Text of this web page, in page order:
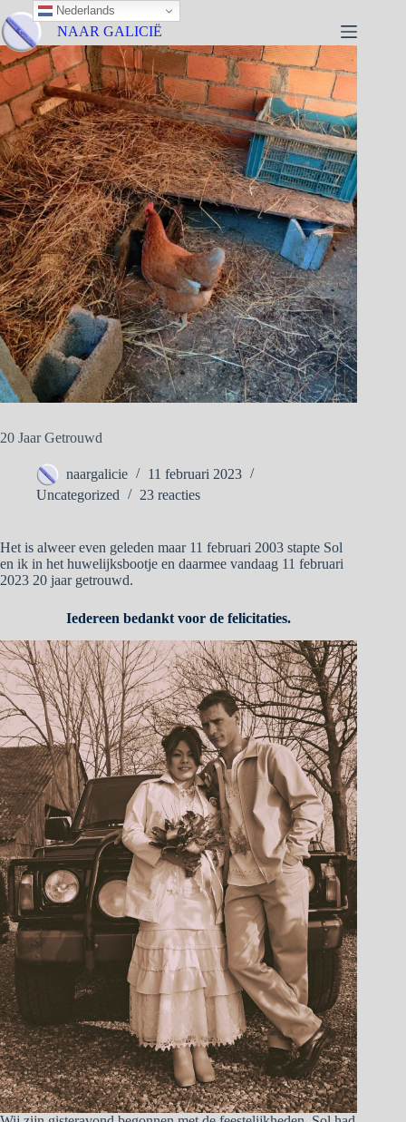
NAAR GALICIË
20 Jaar Getrouwd
naargalicie
11 februari 2023
Uncategorized
23 reacties
Het is alweer even geleden maar 11 februari 2003 stapte Sol
en ik in het huwelijksbootje en daarmee vandaag 11 februari
2023 20 jaar getrouwd.
Iedereen bedankt voor de felicitaties.
Nederlands